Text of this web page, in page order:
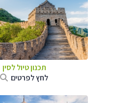
תכנון טיוללסין
לחץ לפרטים